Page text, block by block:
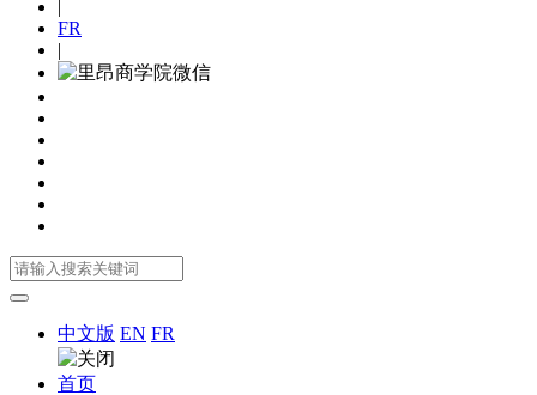
|
FR
|
中文版 EN FR
首页